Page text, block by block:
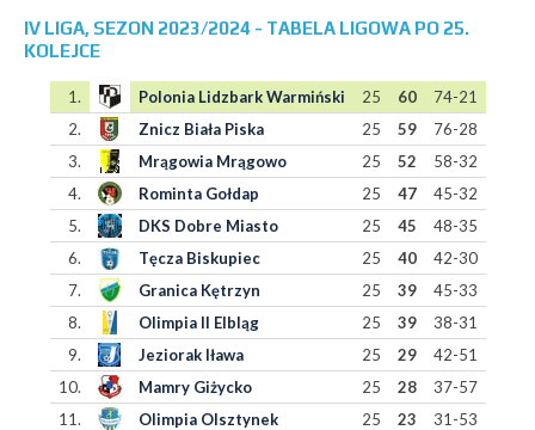
IV LIGA, SEZON 2023/2024 - TABELA LIGOWA PO 25.
KOLEJCE
1. Polonia Lidzbark Warmiński 25 60
74-21
2.
Znicz Biała Piska 25 59
76-28
3.
Mrągowia Mrągowo 25 52
58-32
4.
Rominta Gołdap 25 47
45-32
5.
DKS Dobre Miasto 25 45
48-35
6.
Tęcza Biskupiec 25 40
42-30
7.
Granica Kętrzyn 25 39
45-33
8.
Olimpia II Elbląg 25 39
38-31
9.
Jeziorak Iława 25 29
42-51
10.
Mamry Giżycko 25 28
37-57
11.
Olimpia Olsztynek 25 23
31-53